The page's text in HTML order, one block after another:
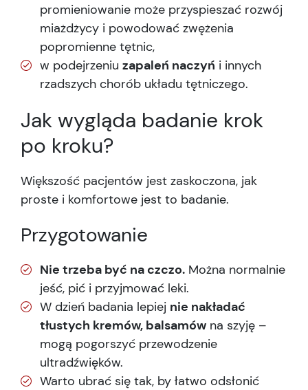
promieniowanie może przyspieszać rozwój
miażdżycy i powodować zwężenia
popromienne tętnic,
w podejrzeniu zapaleń naczyń i innych
rzadszych chorób układu tętniczego.
Jak wygląda badanie krok
po kroku?
Większość pacjentów jest zaskoczona, jak
proste i komfortowe jest to badanie.
Przygotowanie
Nie trzeba być na czczo. Można normalnie
jeść, pić i przyjmować leki.
W dzień badania lepiej nie nakładać
tłustych kremów, balsamów na szyję –
mogą pogorszyć przewodzenie
ultradźwięków.
Warto ubrać się tak, by łatwo odsłonić